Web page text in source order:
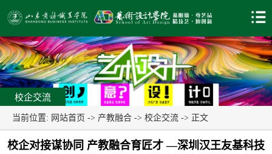
校企交流
当前位置: 网站首页 -> 产教融合 -> 校企交流 -> 正文
校企对接谋协同 产教融合育匠才 —深圳汉王友基科技